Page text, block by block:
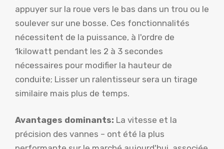
appuyer sur la roue vers le bas dans un trou ou le
soulever sur une bosse. Ces fonctionnalités
nécessitent de la puissance, à l'ordre de
1kilowatt pendant les 2 à 3 secondes
nécessaires pour modifier la hauteur de
conduite; Lisser un ralentisseur sera un tirage
similaire mais plus de temps.
Avantages dominants: La vitesse et la
précision des vannes – ont été la plus